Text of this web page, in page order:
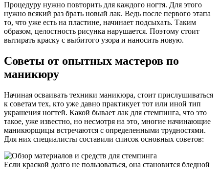
Процедуру нужно повторить для каждого ногтя. Для этого
нужно всякий раз брать новый лак. Ведь после первого этапа
то, что уже есть на пластине, начинает подсыхать. Таким
образом, целостность рисунка нарушается. Поэтому стоит
вытирать краску с выбитого узора и наносить новую.
Советы от опытных мастеров по
маникюру
Начиная осваивать техники маникюра, стоит прислушиваться
к советам тех, кто уже давно практикует тот или иной тип
украшения ногтей. Какой бывает лак для стемпинга, что это
такое, уже известно, но несмотря на это, многие начинающие
маникюрщицы встречаются с определенными трудностями.
Для них специалисты составили список основных советов:
Если краской долго не пользоваться, она становится бледной